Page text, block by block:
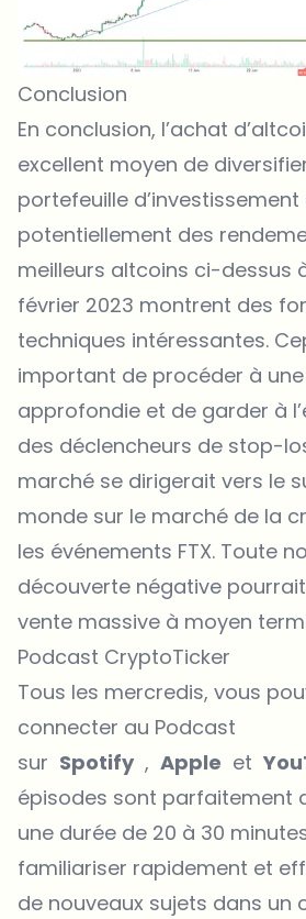
Conclusion
En conclusion, l’achat
excellent moyen de
portefeuille
potentiellement des
meilleurs altcoins ci-dessus
février 2023 montrent des
techniques intéressantes.
important de procéder à
approfondie et de garder à
des déclencheurs de stop-
marché se dirigerait vers le
monde sur le marché de la
les événements FTX. Toute
découverte négative
vente massive à moyen
Podcast CryptoTicker
Tous les mercredis, vous
connecter au Podcast
sur Spotify, Apple et
épisodes sont parfaitement
une durée de 20 à 30
familiariser rapidement et
de nouveaux sujets dans un